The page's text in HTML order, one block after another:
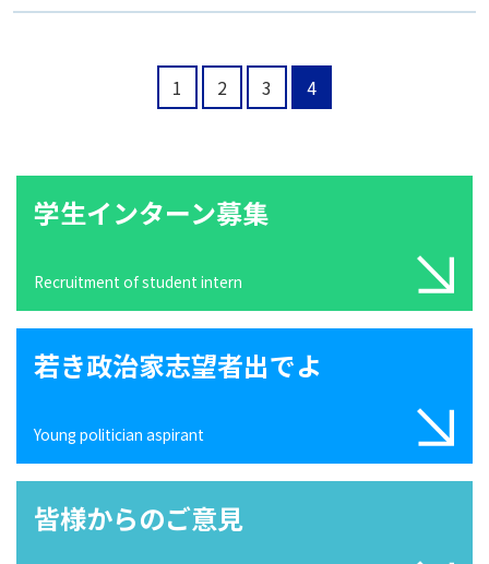
1 2 3 4
学生インターン募集
Recruitment of student intern
若き政治家志望者出でよ
Young politician aspirant
皆様からのご意見